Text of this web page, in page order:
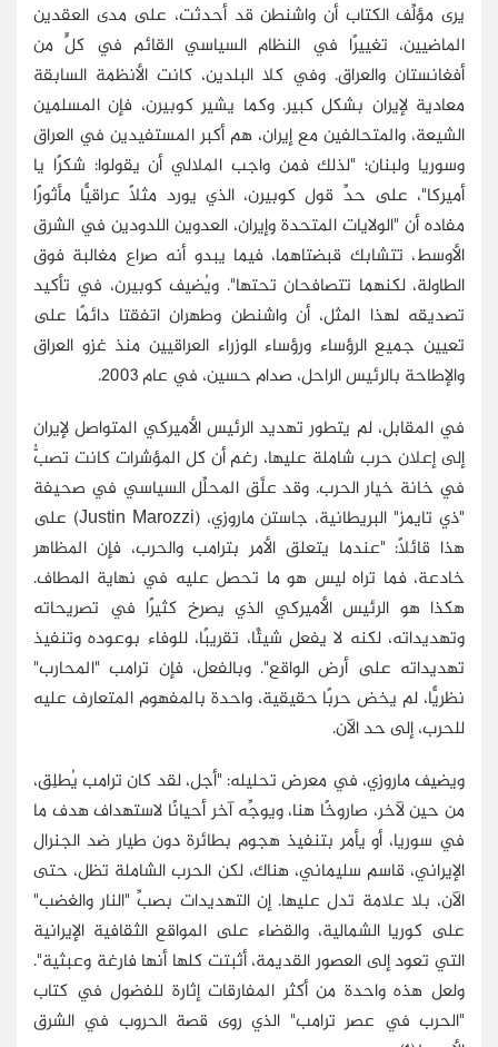
يرى مؤلِّف الكتاب أن واشنطن قد أحدثت، على مدى العقدين
الماضيين، تغييرًا في النظام السياسي القائم في كلٍّ من
أفغانستان والعراق. وفي كلا البلدين، كانت الأنظمة السابقة
معادية لإيران بشكل كبير. وكما يشير كوبيرن، فإن المسلمين
الشيعة، والمتحالفين مع إيران، هم أكبر المستفيدين في العراق
وسوريا ولبنان؛ "لذلك فمن واجب الملالي أن يقولوا: شكرًا يا
أميركا"، على حدِّ قول كوبيرن، الذي يورد مثلًا عراقيًّا مأثورًا
مفاده أن "الولايات المتحدة وإيران، العدوين اللدودين في الشرق
الأوسط، تتشابك قبضتاهما، فيما يبدو أنه صراع مغالبة فوق
الطاولة، لكنهما تتصافحان تحتها". ويُضيف كوبيرن، في تأكيد
تصديقه لهذا المثل، أن واشنطن وطهران اتفقتا دائمًا على
تعيين جميع الرؤساء ورؤساء الوزراء العراقيين منذ غزو العراق
والإطاحة بالرئيس الراحل، صدام حسين، في عام 2003.
في المقابل، لم يتطور تهديد الرئيس الأميركي المتواصل لإيران
إلى إعلان حرب شاملة عليها، رغم أن كل المؤشرات كانت تصبُّ
في خانة خيار الحرب. وقد علَّق المحلِّل السياسي في صحيفة
"ذي تايمز" البريطانية، جاستن ماروزي، (Justin Marozzi) على
هذا قائلًا: "عندما يتعلق الأمر بترامب والحرب، فإن المظاهر
خادعة، فما تراه ليس هو ما تحصل عليه في نهاية المطاف.
هكذا هو الرئيس الأميركي الذي يصرخ كثيرًا في تصريحاته
وتهديداته، لكنه لا يفعل شيئًا، تقريبًا، للوفاء بوعوده وتنفيذ
تهديداته على أرض الواقع". وبالفعل، فإن ترامب "المحارب"
نظريًّا، لم يخض حربًا حقيقية، واحدة بالمفهوم المتعارف عليه
للحرب، إلى حد الآن.
ويضيف ماروزي، في معرض تحليله: "أجل، لقد كان ترامب يُطلِق،
من حين لآخر، صاروخًا هنا، ويوجِّه آخر أحيانًا لاستهداف هدف ما
في سوريا، أو يأمر بتنفيذ هجوم بطائرة دون طيار ضد الجنرال
الإيراني، قاسم سليماني، هناك، لكن الحرب الشاملة تظل، حتى
الآن، بلا علامة تدل عليها. إن التهديدات بصبِّ "النار والغضب"
على كوريا الشمالية، والقضاء على المواقع الثقافية الإيرانية
التي تعود إلى العصور القديمة، أثبتت كلها أنها فارغة وعبثية".
ولعل هذه واحدة من أكثر المفارقات إثارة للفضول في كتاب
"الحرب في عصر ترامب" الذي روى قصة الحروب في الشرق